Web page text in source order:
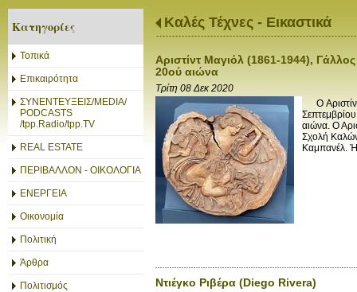
Κατηγορίες
Τοπικά
Επικαιρότητα
ΣΥΝΕΝΤΕΥΞΕΙΣ/MEDIA/
PODCASTS
/tpp.Radio/tpp.TV
REAL ESTATE
ΠΕΡΙΒΑΛΛΟΝ - ΟΙΚΟΛΟΓΙΑ
ΕΝΕΡΓΕΙΑ
Οικονομία
Πολιτική
Άρθρα
Πολιτισμός
Καλές Τέχνες - Εικαστικά
Αριστίντ Μαγιόλ (1861-1944),
20ού αιώνα
Τρίτη 08 Δεκ 2020
Ο
αιώνα. Ο
Σχολή
Καμπανέλ.
Ντιέγκο Ριβέρα (Diego Rivera)